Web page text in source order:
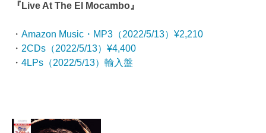
『Live At The El Mocambo』
・ Amazon Music・MP3（2022/5/13）¥2,210
・ 2CDs（2022/5/13）¥4,400
・ 4LPs（2022/5/13）輸入盤